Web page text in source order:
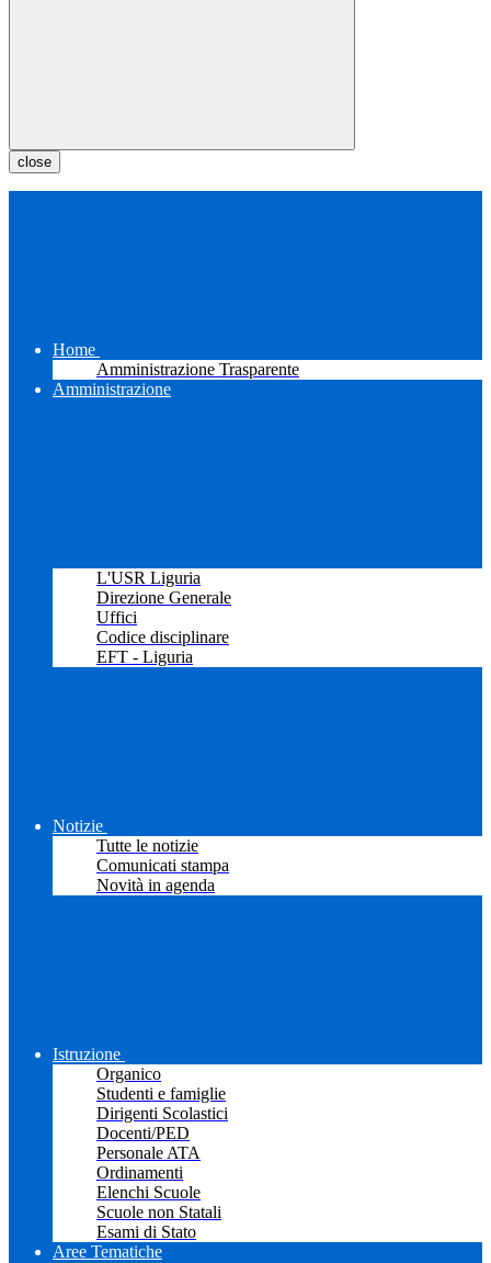
close
Home
Amministrazione Trasparente
Amministrazione
L'USR Liguria
Direzione Generale
Uffici
Codice disciplinare
EFT - Liguria
Notizie
Tutte le notizie
Comunicati stampa
Novità in agenda
Istruzione
Organico
Studenti e famiglie
Dirigenti Scolastici
Docenti/PED
Personale ATA
Ordinamenti
Elenchi Scuole
Scuole non Statali
Esami di Stato
Aree Tematiche